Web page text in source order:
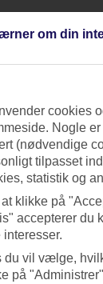
og rejselængde
din næste ferie
om din
cookies
Nogle
(nødvendige
tilpasset
statistik og
klikke på
accepterer du
interesser.
du vil vælge,
på